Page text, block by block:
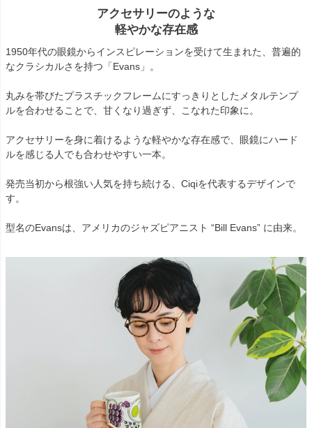
アクセサリーのような
軽やかな存在感
1950年代の眼鏡からインスピレーションを受けて生まれた、普遍的
なクラシカルさを持つ「Evans」。
丸みを帯びたプラスチックフレームにすっきりとしたメタルテンプ
ルを合わせることで、甘くなり過ぎず、こなれた印象に。
アクセサリーを身に着けるような軽やかな存在感で、眼鏡にハード
ルを感じる人でも合わせやすい一本。
発売当初から根強い人気を持ち続ける、Ciqiを代表するデザインで
す。
型名のEvansは、アメリカのジャズピアニスト “Bill Evans” に由来。